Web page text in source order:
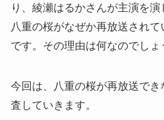
り、綾瀬はるかさんが主演を
八重の桜がなぜか再放送されて
です。その理由は何なのでしょ
今回は、八重の桜が再放送でき
査していきます。